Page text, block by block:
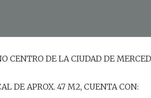
CENTRO DE LA CIUDAD DE
DE APROX. 47 M2, CUENTA CON: